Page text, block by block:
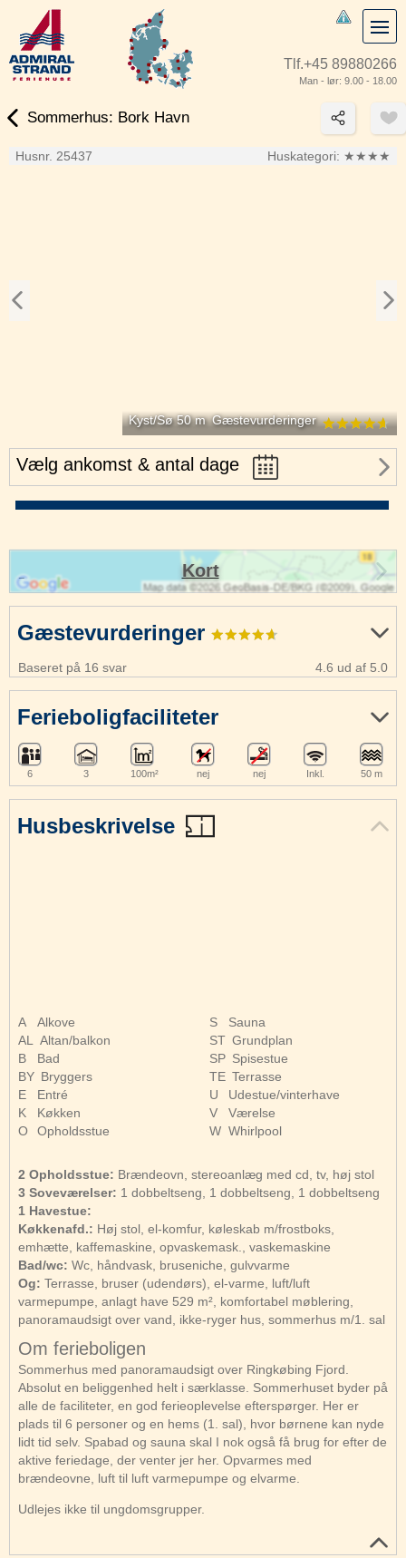
Tlf.+45 89880266
Man - lør: 9.00 - 18.00
Sommerhus: Bork Havn
Husnr. 25437 Huskategori: ★★★★
Kyst/Sø 50 m Gæstevurderinger
Vælg ankomst & antal dage
Husbeskrivelse
A
Alkove
AL
Altan/balkon
B
Bad
BY Bryggers
E
Entré
K
Køkken
O
Opholdsstue
S
Sauna
ST Grundplan
SP Spisestue
TE Terrasse
U
Udestue/vinterhave
V
Værelse
W Whirlpool
2 Opholdsstue: Brændeovn, stereoanlæg med cd, tv, høj stol
3 Soveværelser: 1 dobbeltseng, 1 dobbeltseng, 1 dobbeltseng
1 Havestue:
Køkkenafd.: Høj stol, el-komfur, køleskab m/frostboks,
emhætte, kaffemaskine, opvaskemask., vaskemaskine
Bad/wc: Wc, håndvask, bruseniche, gulvvarme
Og: Terrasse, bruser (udendørs), el-varme, luft/luft
varmepumpe, anlagt have 529 m², komfortabel møblering,
panoramaudsigt over vand, ikke-ryger hus, sommerhus m/1. sal
Om ferieboligen
Sommerhus med panoramaudsigt over Ringkøbing Fjord.
Absolut en beliggenhed helt i særklasse. Sommerhuset byder på
alle de faciliteter, en god ferieoplevelse efterspørger. Her er
plads til 6 personer og en hems (1. sal), hvor børnene kan nyde
lidt tid selv. Spabad og sauna skal I nok også få brug for efter de
aktive feriedage, der venter jer her. Opvarmes med
brændeovne, luft til luft varmepumpe og elvarme.
Udlejes ikke til ungdomsgrupper.
Gæstevurderinger
Baseret på 16 svar 4.6 ud af 5.0
Ferieboligfaciliteter
6 3 100m² nej nej Inkl. 50 m
Kort